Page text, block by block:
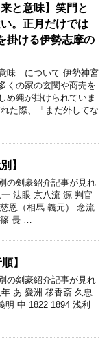
と意味】笑門と
。正月だけでは
掛ける伊勢志摩の
味 について 伊勢神宮
くの家の玄関や商売を
め縄が掛けられていま
た際、「まだ外してな
】
の剣豪紹介記事が見れ
法眼 京八流 源 判官
恩（相馬 義元） 念流
篠 長 …
】
の剣豪紹介記事が見れ
あ 愛洲 移香斎 久忠
明 中 1822 1894 浅利